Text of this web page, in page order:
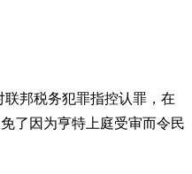
联邦税务犯罪指控认罪，在
了因为亨特上庭受审而令民